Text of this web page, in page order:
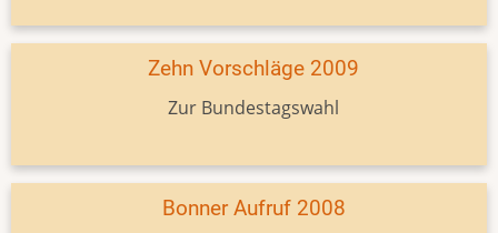
Zehn Vorschläge 2009
Zur Bundestagswahl
Bonner Aufruf 2008